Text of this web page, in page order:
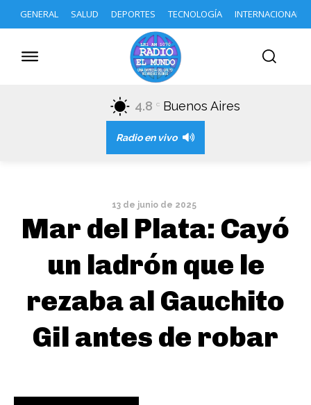
GENERAL SALUD DEPORTES TECNOLOGÍA INTERNACIONAL
4.8 C Buenos Aires
Radio en vivo
13 de junio de 2025
Mar del Plata: Cayó
un ladrón que le
rezaba al Gauchito
Gil antes de robar